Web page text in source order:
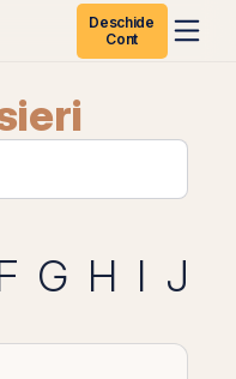
Deschide
Cont
G H I J